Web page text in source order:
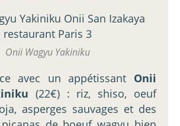
Onii Wagyu Yakiniku
avec un appétissant Onii
(22€) : riz, shiso, oeuf
asperges sauvages et des